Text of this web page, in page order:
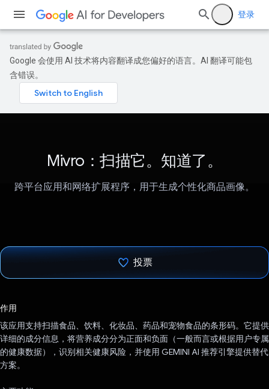
登录
Google 会使用 AI 技术将内容翻译成您偏好的语言。AI 翻译可能包
含错误。
Mivro：扫描它。知道了。
跨平台应用和网络扩展程序，用于生成个性化商品画像。
投票
作用
该应用支持扫描食品、饮料、化妆品、药品和宠物食品的条形码。它提供
详细的成分信息，将营养成分分为正面和负面（一般而言或根据用户专属
的健康数据），识别相关健康风险，并使用 GEMINI AI 推荐引擎提供替代
方案。